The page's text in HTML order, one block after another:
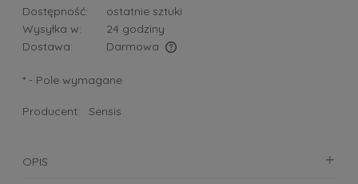
Dostępność:
ostatnie sztuki
Wysyłka w:
24 godziny
Dostawa:
Darmowa
* - Pole wymagane
Producent: Sensis
OPIS